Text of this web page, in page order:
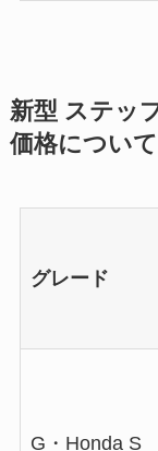
新型 ステッ
価格について
グレード
G・Honda S